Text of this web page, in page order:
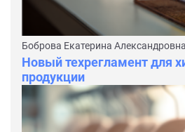
Боброва Екатерина Александровна
Новый техрегламент для
продукции